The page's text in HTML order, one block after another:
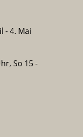
- 4. Mai
So 15 -